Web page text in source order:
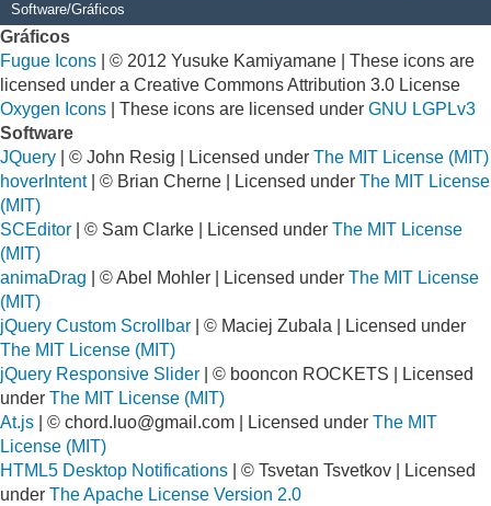
Software/Gráficos
Gráficos
Fugue Icons | © 2012 Yusuke Kamiyamane | These icons are
licensed under a Creative Commons Attribution 3.0 License
Oxygen Icons | These icons are licensed under GNU LGPLv3
Software
JQuery | © John Resig | Licensed under The MIT License (MIT)
hoverIntent| © Brian Cherne | Licensed under The MIT License
(MIT)
SCEditor | © Sam Clarke | Licensed under The MIT License
(MIT)
animaDrag | © Abel Mohler | Licensed under The MIT License
(MIT)
jQuery Custom Scrollbar | © Maciej Zubala | Licensed under
The MIT License (MIT)
jQuery Responsive Slider | © booncon ROCKETS | Licensed
under The MIT License (MIT)
At.js | © chord.luo@gmail.com | Licensed under The MIT
License (MIT)
HTML5 Desktop Notifications | © Tsvetan Tsvetkov | Licensed
under The Apache License Version 2.0